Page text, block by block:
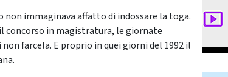
immaginava affatto di indossare la toga.
concorso in magistratura, le giornate
farcela. E proprio in quei giorni del 1992 il